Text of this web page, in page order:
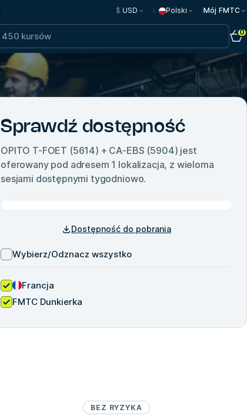
$ USD Polski Mój FMTC
0
Sprawdź dostępność
OPITO T-FOET (5614) + CA-EBS (5904) jest
oferowany pod adresem 1 lokalizacja, z wieloma
sesjami dostępnymi tygodniowo.
Dostępność do pobrania
Wybierz/Odznacz wszystko
Francja
FMTC Dunkierka
BEZ RYZYKA